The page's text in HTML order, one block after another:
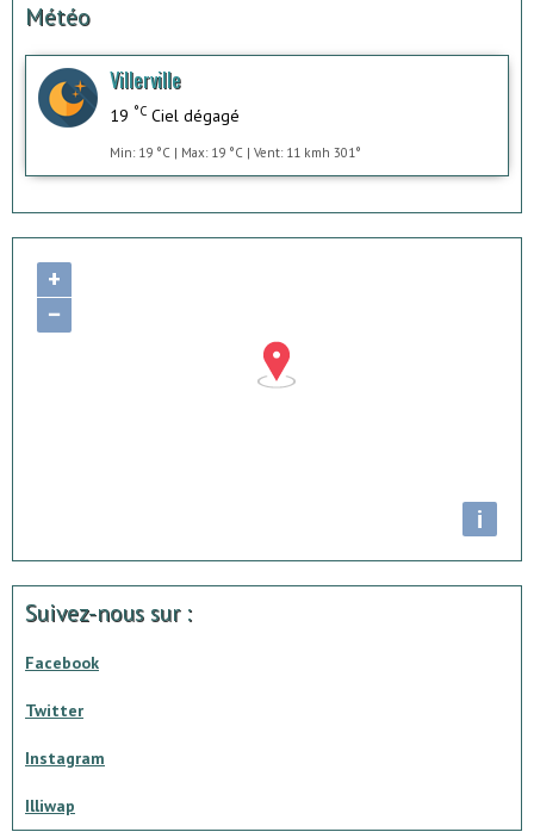
Météo
Villerville
19 °C Ciel dégagé
Min: 19 °C | Max: 19 °C | Vent: 11 kmh 301°
+
−
i
Suivez-nous sur :
Facebook
Twitter
Instagram
Illiwap